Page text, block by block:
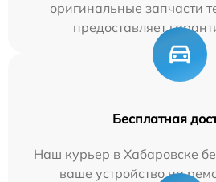
оригинальные запчасти
предоставляет
Бесплатная
Наш курьер в Хабаровске
ваше устройство на